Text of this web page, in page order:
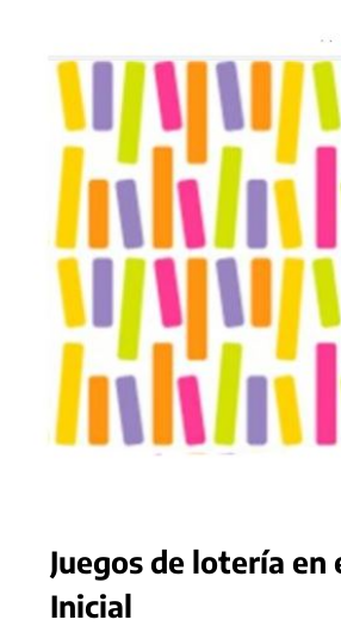
Juegos de lotería en
Inicial